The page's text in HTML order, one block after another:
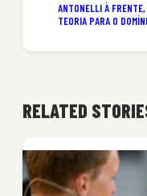
ANTONELLI À
TEORIA PARA O
RELATED